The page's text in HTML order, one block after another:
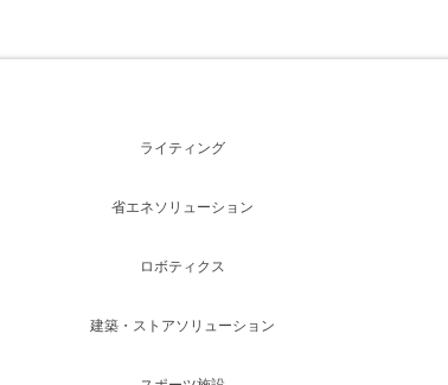
ライティング
省エネソリューション
ロボティクス
建築・ストアソリューション